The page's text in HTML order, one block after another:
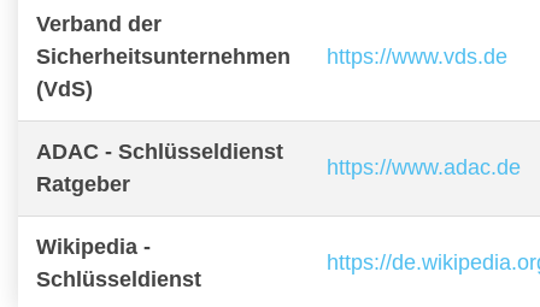
Verband der
Sicherheitsunternehmen
(VdS)
https://www.vds.de
ADAC - Schlüsseldienst
Ratgeber
https://www.adac.de
Wikipedia -
Schlüsseldienst
https://